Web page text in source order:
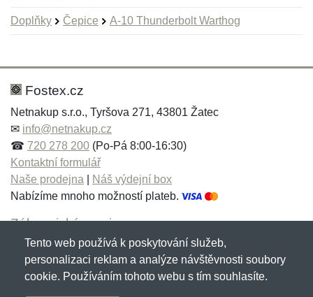
Doplňky Čepice A-10 Thunderbolt Warthog
Hodnocení:
Jméno: *
Zpráva*
Jméno:
E-mail:*
Fostex.cz
Netnakup s.r.o., Tyršova 271, 43801 Žatec
✉ info@netnakup.cz
☎ 720 278 200 (Po-Pá 8:00-16:30)
Kontaktní formulář
Naše prodejna
Náš výdejní box
Nabízíme mnoho možností plateb.
Zákaznický servis
Novinky emailem
Tento web používá k poskytování služeb,
personalizaci reklam a analýze návštěvnosti soubory
cookie. Používáním tohoto webu s tím souhlasíte.